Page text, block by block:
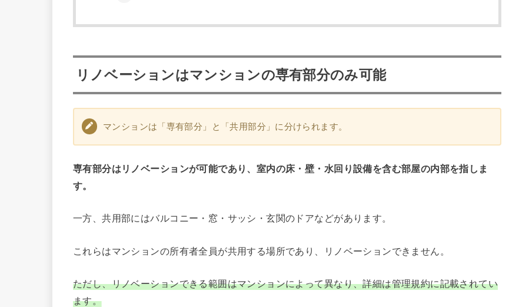
リノベーションはマンションの専有部分のみ可能
マンションは「専有部分」と「共用部分」に分けられます。
専有部分はリノベーションが可能であり、室内の床・壁・水回り設備を含む部屋の内部を指しま
す。
一方、共用部にはバルコニー・窓・サッシ・玄関のドアなどがあります。
これらはマンションの所有者全員が共用する場所であり、リノベーションできません。
ただし、リノベーションできる範囲はマンションによって異なり、詳細は管理規約に記載されてい
ます。